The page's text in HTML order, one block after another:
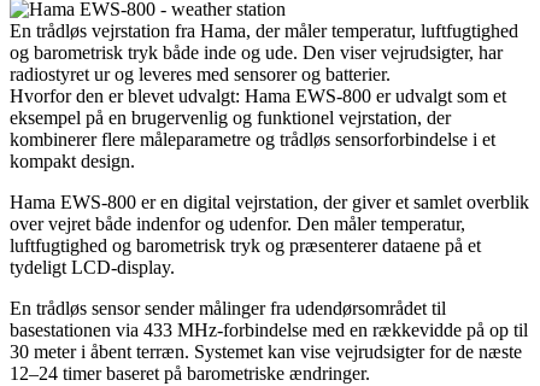
En trådløs vejrstation fra Hama, der måler temperatur, luftfugtighed
og barometrisk tryk både inde og ude. Den viser vejrudsigter, har
radiostyret ur og leveres med sensorer og batterier.
Hvorfor den er blevet udvalgt: Hama EWS-800 er udvalgt som et
eksempel på en brugervenlig og funktionel vejrstation, der
kombinerer flere måleparametre og trådløs sensorforbindelse i et
kompakt design.
Hama EWS-800 er en digital vejrstation, der giver et samlet overblik
over vejret både indenfor og udenfor. Den måler temperatur,
luftfugtighed og barometrisk tryk og præsenterer dataene på et
tydeligt LCD-display.
En trådløs sensor sender målinger fra udendørsområdet til
basestationen via 433 MHz-forbindelse med en rækkevidde på op til
30 meter i åbent terræn. Systemet kan vise vejrudsigter for de næste
12–24 timer baseret på barometriske ændringer.